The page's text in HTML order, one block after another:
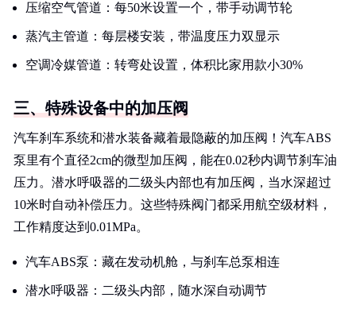
压缩空气管道：每50米设置一个，带手动调节轮
蒸汽主管道：每层楼安装，带温度压力双显示
空调冷媒管道：转弯处设置，体积比家用款小30%
三、特殊设备中的加压阀
汽车刹车系统和潜水装备藏着最隐蔽的加压阀！汽车ABS
泵里有个直径2cm的微型加压阀，能在0.02秒内调节刹车油
压力。潜水呼吸器的二级头内部也有加压阀，当水深超过
10米时自动补偿压力。这些特殊阀门都采用航空级材料，
工作精度达到0.01MPa。
汽车ABS泵：藏在发动机舱，与刹车总泵相连
潜水呼吸器：二级头内部，随水深自动调节